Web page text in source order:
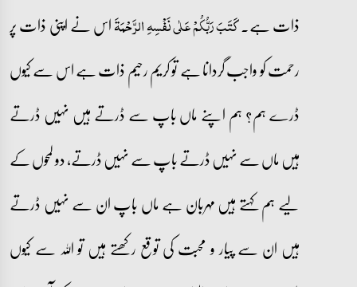
ذات ہے۔کَتَبَ رَبُّکُمۡ عَلٰی نَفۡسِہِ الرَّحۡمَۃَاس نے اپنی ذات پر
رحمت کو واجب گردانا ہے تو کریم رحیم ذات ہے اس سے کیوں
ڈرے ہم؟ ہم اپنے ماں باپ سے ڈرتے ہیں نہیں ڈرتے
ہیں ماں سے نہیں ڈرتے باپ سے نہیں ڈرتے، دو لمحوں کے
لیے ہم کہتے ہیں مہربان ہے ماں باپ ان سے نہیں ڈرتے
ہیں ان سے پیار و محبت کی توقع رکھتے ہیں تو اللہ سے کیوں